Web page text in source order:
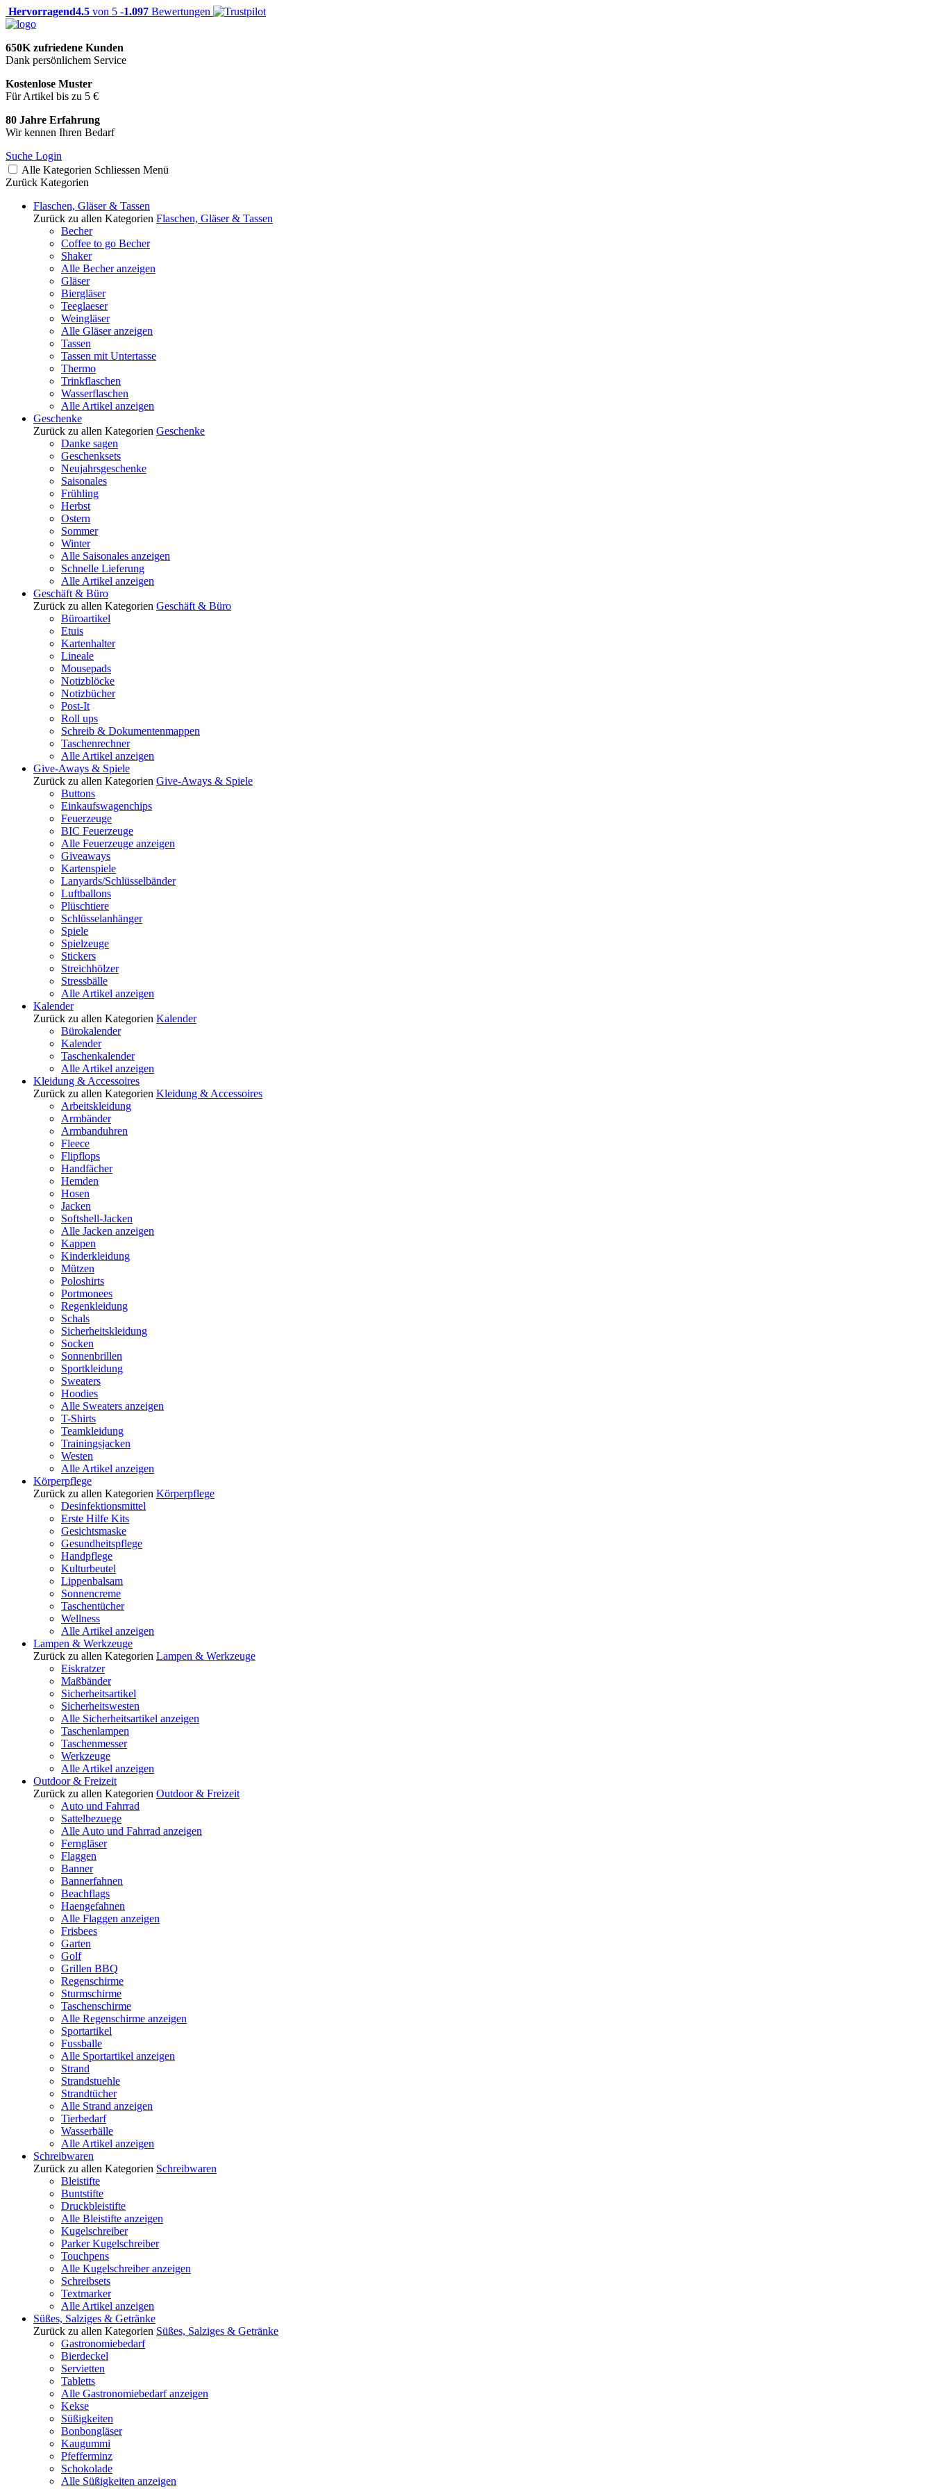
Hervorragend4.5 von 5 -1.097 Bewertungen
650K zufriedene Kunden
Dank persönlichem Service
Kostenlose Muster
Für Artikel bis zu 5 €
80 Jahre Erfahrung
Wir kennen Ihren Bedarf
Suche Login
Alle Kategorien Schliessen Menü
Zurück Kategorien
Flaschen, Gläser & Tassen
Zurück zu allen Kategorien Flaschen, Gläser & Tassen
Becher
Coffee to go Becher
Shaker
Alle Becher anzeigen
Gläser
Biergläser
Teeglaeser
Weingläser
Alle Gläser anzeigen
Tassen
Tassen mit Untertasse
Thermo
Trinkflaschen
Wasserflaschen
Alle Artikel anzeigen
Geschenke
Zurück zu allen Kategorien Geschenke
Danke sagen
Geschenksets
Neujahrsgeschenke
Saisonales
Frühling
Herbst
Ostern
Sommer
Winter
Alle Saisonales anzeigen
Schnelle Lieferung
Alle Artikel anzeigen
Geschäft & Büro
Zurück zu allen Kategorien Geschäft & Büro
Büroartikel
Etuis
Kartenhalter
Lineale
Mousepads
Notizblöcke
Notizbücher
Post-It
Roll ups
Schreib & Dokumentenmappen
Taschenrechner
Alle Artikel anzeigen
Give-Aways & Spiele
Zurück zu allen Kategorien Give-Aways & Spiele
Buttons
Einkaufswagenchips
Feuerzeuge
BIC Feuerzeuge
Alle Feuerzeuge anzeigen
Giveaways
Kartenspiele
Lanyards/Schlüsselbänder
Luftballons
Plüschtiere
Schlüsselanhänger
Spiele
Spielzeuge
Stickers
Streichhölzer
Stressbälle
Alle Artikel anzeigen
Kalender
Zurück zu allen Kategorien Kalender
Bürokalender
Kalender
Taschenkalender
Alle Artikel anzeigen
Kleidung & Accessoires
Zurück zu allen Kategorien Kleidung & Accessoires
Arbeitskleidung
Armbänder
Armbanduhren
Fleece
Flipflops
Handfächer
Hemden
Hosen
Jacken
Softshell-Jacken
Alle Jacken anzeigen
Kappen
Kinderkleidung
Mützen
Poloshirts
Portmonees
Regenkleidung
Schals
Sicherheitskleidung
Socken
Sonnenbrillen
Sportkleidung
Sweaters
Hoodies
Alle Sweaters anzeigen
T-Shirts
Teamkleidung
Trainingsjacken
Westen
Alle Artikel anzeigen
Körperpflege
Zurück zu allen Kategorien Körperpflege
Desinfektionsmittel
Erste Hilfe Kits
Gesichtsmaske
Gesundheitspflege
Handpflege
Kulturbeutel
Lippenbalsam
Sonnencreme
Taschentücher
Wellness
Alle Artikel anzeigen
Lampen & Werkzeuge
Zurück zu allen Kategorien Lampen & Werkzeuge
Eiskratzer
Maßbänder
Sicherheitsartikel
Sicherheitswesten
Alle Sicherheitsartikel anzeigen
Taschenlampen
Taschenmesser
Werkzeuge
Alle Artikel anzeigen
Outdoor & Freizeit
Zurück zu allen Kategorien Outdoor & Freizeit
Auto und Fahrrad
Sattelbezuege
Alle Auto und Fahrrad anzeigen
Ferngläser
Flaggen
Banner
Bannerfahnen
Beachflags
Haengefahnen
Alle Flaggen anzeigen
Frisbees
Garten
Golf
Grillen BBQ
Regenschirme
Sturmschirme
Taschenschirme
Alle Regenschirme anzeigen
Sportartikel
Fussballe
Alle Sportartikel anzeigen
Strand
Strandstuehle
Strandtücher
Alle Strand anzeigen
Tierbedarf
Wasserbälle
Alle Artikel anzeigen
Schreibwaren
Zurück zu allen Kategorien Schreibwaren
Bleistifte
Buntstifte
Druckbleistifte
Alle Bleistifte anzeigen
Kugelschreiber
Parker Kugelschreiber
Touchpens
Alle Kugelschreiber anzeigen
Schreibsets
Textmarker
Alle Artikel anzeigen
Süßes, Salziges & Getränke
Zurück zu allen Kategorien Süßes, Salziges & Getränke
Gastronomiebedarf
Bierdeckel
Servietten
Tabletts
Alle Gastronomiebedarf anzeigen
Kekse
Süßigkeiten
Bonbongläser
Kaugummi
Pfefferminz
Schokolade
Alle Süßigkeiten anzeigen